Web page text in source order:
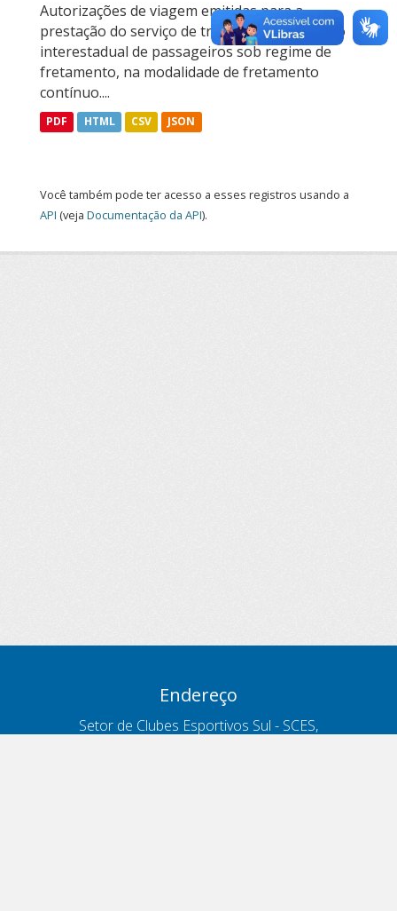
Autorizações de viagem emitidas para a
prestação do serviço de transporte rodoviário
interestadual de passageiros sob regime de
fretamento, na modalidade de fretamento
contínuo....
PDF HTML CSV JSON
Você também pode ter acesso a esses registros usando a
API (veja Documentação da API).
Endereço
Setor de Clubes Esportivos Sul - SCES,